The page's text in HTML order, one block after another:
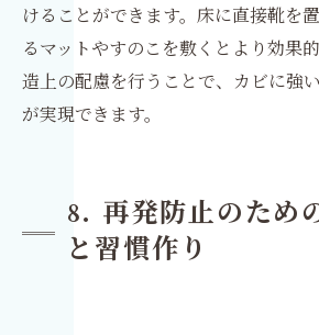
けることができます。床に直接靴を
るマットやすのこを敷くとより効果
造上の配慮を行うことで、カビに強
が実現できます。
8. 再発防止のため
と習慣作り